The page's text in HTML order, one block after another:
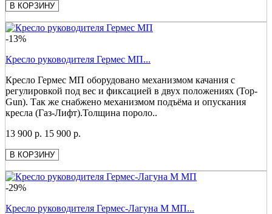
В КОРЗИНУ
-13%
Кресло руководителя Гермес МП...
Кресло Гермес МП оборудовано механизмом качания с
регулировкой под вес и фиксацией в двух положениях (Top-
Gun). Так же снабжено механизмом подъёма и опускания
кресла (Газ-Лифт).Толщина пороло..
13 900 р. 15 900 р.
В КОРЗИНУ
-29%
Кресло руководителя Гермес-Лагуна М МП...